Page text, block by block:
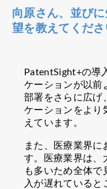
向原さん、並び
望を教えてくださ
PatentSight+の導
ケーションが以前
部署をさらに広げ
ケーションをより
えています。
また、医療業界に
す。医療業界は、
も多いため全体で
入が遅れていると